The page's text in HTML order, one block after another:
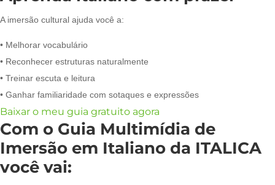
A imersão cultural ajuda você a:
• Melhorar vocabulário
• Reconhecer estruturas naturalmente
• Treinar escuta e leitura
• Ganhar familiaridade com sotaques e expressões
Baixar o meu guia gratuito agora
Com o Guia Multimídia de
Imersão em Italiano da ITALICA
você vai: